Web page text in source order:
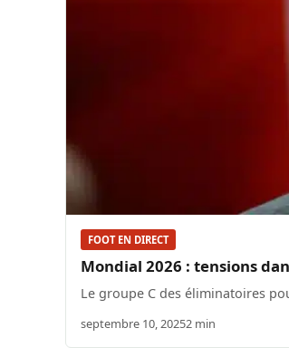
FOOT EN DIRECT
Mondial 2026 : tensions
Le groupe C des éliminatoires
septembre 10, 20252 min